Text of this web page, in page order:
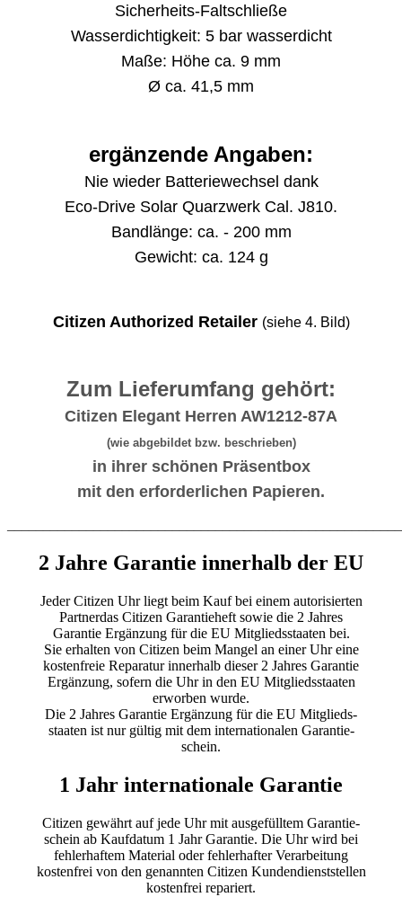
Sicherheits-Faltschließe
Wasserdichtigkeit: 5 bar wasserdicht
Maße: Höhe ca. 9 mm
Ø ca. 41,5 mm
ergänzende Angaben:
Nie wieder Batteriewechsel dank
Eco-Drive Solar Quarzwerk Cal. J810.
Bandlänge: ca. - 200 mm
Gewicht: ca. 124 g
Citizen Authorized Retailer (siehe 4. Bild)
Zum Lieferumfang gehört:
Citizen Elegant Herren AW1212-87A
(wie abgebildet bzw. beschrieben)
in ihrer schönen Präsentbox
mit den erforderlichen Papieren.
2 Jahre Garantie innerhalb der EU
Jeder Citizen Uhr liegt beim Kauf bei einem autorisierten
Partnerdas Citizen Garantieheft sowie die 2 Jahres
Garantie Ergänzung für die EU Mitgliedsstaaten bei.
Sie erhalten von Citizen beim Mangel an einer Uhr eine
kostenfreie Reparatur innerhalb dieser 2 Jahres Garantie
Ergänzung, sofern die Uhr in den EU Mitgliedsstaaten
erworben wurde.
Die 2 Jahres Garantie Ergänzung für die EU Mitglieds-
staaten ist nur gültig mit dem internationalen Garantie-
schein.
1 Jahr internationale Garantie
Citizen gewährt auf jede Uhr mit ausgefülltem Garantie-
schein ab Kaufdatum 1 Jahr Garantie. Die Uhr wird bei
fehlerhaftem Material oder fehlerhafter Verarbeitung
kostenfrei von den genannten Citizen Kundendienststellen
kostenfrei repariert.